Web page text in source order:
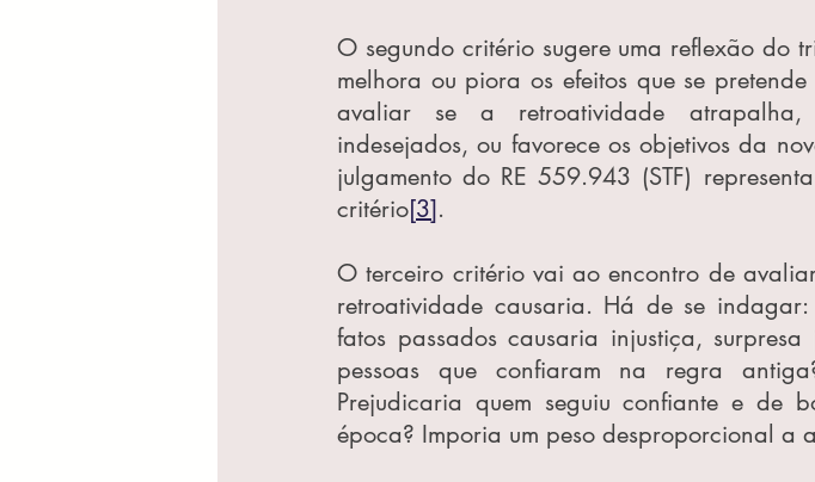
O segundo critério sugere uma reflexão
melhora ou piora os efeitos que se
avaliar se a retroatividade atrapalha,
indesejados, ou favorece os objetivos da
julgamento do RE 559.943 (STF)
critério[3].
O terceiro critério vai ao encontro de
retroatividade causaria. Há de se
fatos passados causaria injustiça,
pessoas que confiaram na regra
Prejudicaria quem seguiu confiante e de
época? Imporia um peso desproporcional a